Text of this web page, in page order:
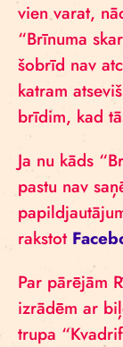
vien varat,
“Brīnuma
šobrīd nav
katram
brīdim, kad
Ja nu kāds
pastu nav
rakstot
Par pārējām
izrādēm ar
trupa